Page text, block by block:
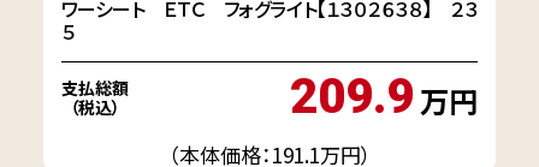
ワーシート ＥＴＣ フォグライト【１３０２６３８】 ２３
５
支払総額
（税込）
209.9万円
（本体価格：191.1万円）